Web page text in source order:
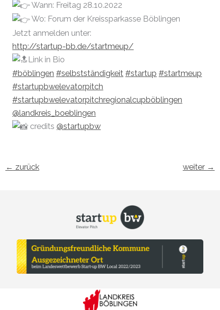
Wann: Freitag 28.10.2022
Wo: Forum der Kreissparkasse Böblingen
Jetzt anmelden unter:
http://startup-bb.de/startmeup/
Link in Bio
#böblingen #selbstständigkeit #startup #startmeup
#startupbwelevatorpitch
#startupbwelevatorpitchregionalcupböblingen
@landkreis_boeblingen
credits@startupbw
← zurück weiter →